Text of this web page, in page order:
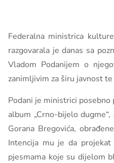
Federalna ministrica
razgovarala je danas sa
Vladom Podanijem o
zanimljivim za širu javnost
Podani je ministrici
album „Crno-bijelo
Gorana Bregovića,
Intencija mu je da
pjesmama koje su dijelom